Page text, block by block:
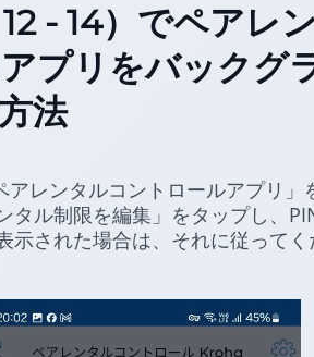
- 14）でペアレ
プリをバックグ
法
レンタルコントロールアプリ」
タル制限を編集」をタップし、
示された場合は、それに従ってく